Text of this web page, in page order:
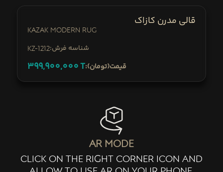
قالی مدرن کازاک
Kazak Modern Rug
KZ-1212 :شناسه فرش
399,900,000T :قیمت(تومان)
ar mode
click on the right corner icon and